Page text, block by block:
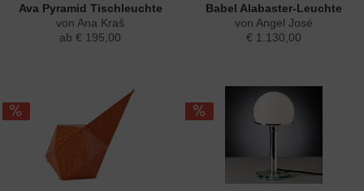
Ava Pyramid Tischleuchte
von Ana Kraš
ab € 195,00
Babel Alabaster-Leuchte
von Angel José
€ 1.130,00